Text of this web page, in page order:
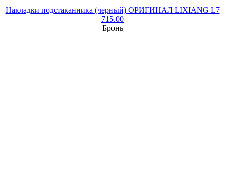
Накладки подстаканника (черный) ОРИГИНАЛ LIXIANG L7
715.00
Бронь